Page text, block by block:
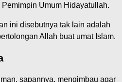
Umum Hidayatullah.
ini disebutnya tak lain adalah
Allah buat umat Islam.
sapannya, mengimbau agar